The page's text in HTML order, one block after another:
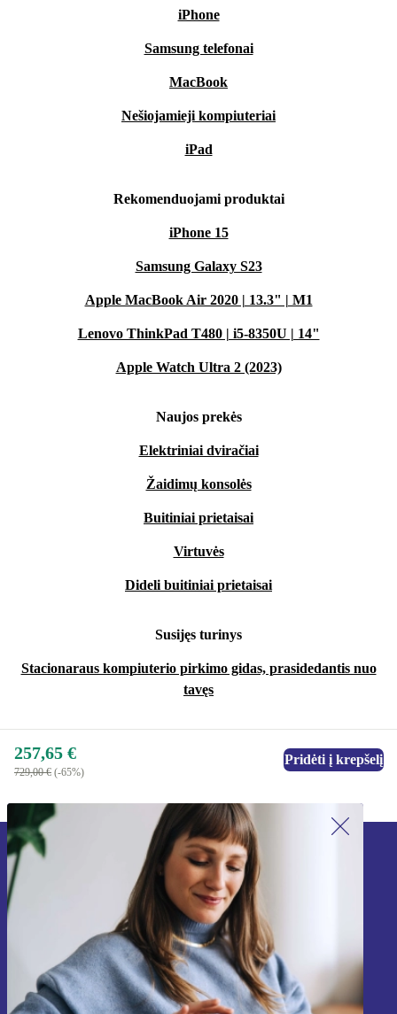
iPhone
Samsung telefonai
MacBook
Nešiojamieji kompiuteriai
iPad
Rekomenduojami produktai
iPhone 15
Samsung Galaxy S23
Apple MacBook Air 2020 | 13.3" | M1
Lenovo ThinkPad T480 | i5-8350U | 14"
Apple Watch Ultra 2 (2023)
Naujos prekės
Elektriniai dviračiai
Žaidimų konsolės
Buitiniai prietaisai
Virtuvės
Dideli buitiniai prietaisai
Susijęs turinys
Stacionaraus kompiuterio pirkimo gidas, prasidedantis nuo
tavęs
257,65 €
729,00 € (-65%)
Pridėti į krepšelį
Užsiprenumeruok mūsų naujienlaiškį!
Nebepraleisk nė vieno pasiūlymo.
Registruokitės